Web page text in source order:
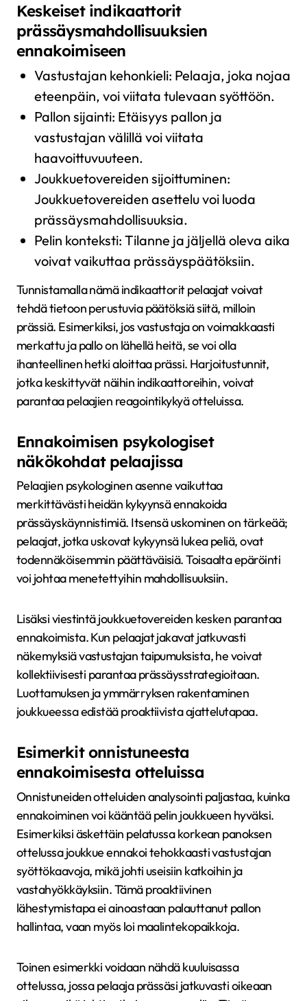
Keskeiset indikaattorit
prässäysmahdollisuuksien
ennakoimiseen
Vastustajan kehonkieli: Pelaaja, joka nojaa
eteenpäin, voi viitata tulevaan syöttöön.
Pallon sijainti: Etäisyys pallon ja
vastustajan välillä voi viitata
haavoittuvuuteen.
Joukkuetovereiden sijoittuminen:
Joukkuetovereiden asettelu voi luoda
prässäysmahdollisuuksia.
Pelin konteksti: Tilanne ja jäljellä oleva aika
voivat vaikuttaa prässäyspäätöksiin.
Tunnistamalla nämä indikaattorit pelaajat voivat
tehdä tietoon perustuvia päätöksiä siitä, milloin
prässiä. Esimerkiksi, jos vastustaja on voimakkaasti
merkattu ja pallo on lähellä heitä, se voi olla
ihanteellinen hetki aloittaa prässi. Harjoitustunnit,
jotka keskittyvät näihin indikaattoreihin, voivat
parantaa pelaajien reagointikykyä otteluissa.
Ennakoimisen psykologiset
näkökohdat pelaajissa
Pelaajien psykologinen asenne vaikuttaa
merkittävästi heidän kykyynsä ennakoida
prässäyskäynnistimiä. Itsensä uskominen on tärkeää;
pelaajat, jotka uskovat kykyynsä lukea peliä, ovat
todennäköisemmin päättäväisiä. Toisaalta epäröinti
voi johtaa menetettyihin mahdollisuuksiin.
Lisäksi viestintä joukkuetovereiden kesken parantaa
ennakoimista. Kun pelaajat jakavat jatkuvasti
näkemyksiä vastustajan taipumuksista, he voivat
kollektiivisesti parantaa prässäysstrategioitaan.
Luottamuksen ja ymmärryksen rakentaminen
joukkueessa edistää proaktiivista ajattelutapaa.
Esimerkit onnistuneesta
ennakoimisesta otteluissa
Onnistuneiden otteluiden analysointi paljastaa, kuinka
ennakoiminen voi kääntää pelin joukkueen hyväksi.
Esimerkiksi äskettäin pelatussa korkean panoksen
ottelussa joukkue ennakoi tehokkaasti vastustajan
syöttökaavoja, mikä johti useisiin katkoihin ja
vastahyökkäyksiin. Tämä proaktiivinen
lähestymistapa ei ainoastaan palauttanut pallon
hallintaa, vaan myös loi maalintekopaikkoja.
Toinen esimerkki voidaan nähdä kuuluisassa
ottelussa, jossa pelaaja prässäsi jatkuvasti oikeaan